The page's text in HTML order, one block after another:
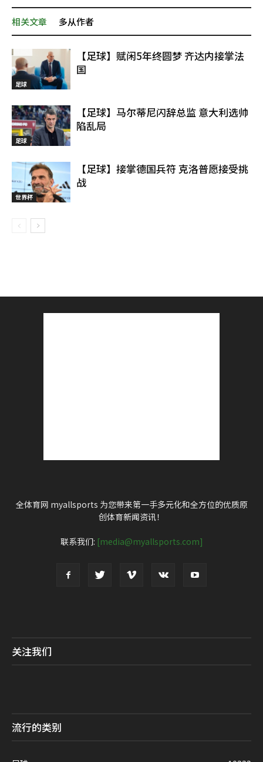
相关文章 多从作者
足球
【足球】赋闲5年终圆梦 齐达内接掌法
国
足球
【足球】马尔蒂尼闪辞总监 意大利选帅
陷乱局
世界杯
【足球】接掌德国兵符 克洛普愿接受挑
战
全体育网 myallsports 为您带来第一手多元化和全方位的优质原
创体育新闻资讯！
联系我们: [media@myallsports.com]
关注我们
流行的类别